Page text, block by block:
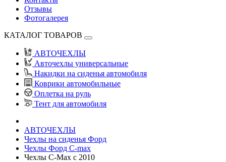
Отзывы
Фотогалерея
КАТАЛОГ ТОВАРОВ
АВТОЧЕХЛЫ
Авточехлы универсальные
Накидки на сиденья автомобиля
Коврики автомобильные
Оплетка на руль
Тент для автомобиля
АВТОЧЕХЛЫ
Чехлы на сиденья Форд
Чехлы Форд C-max
Чехлы C-Max с 2010